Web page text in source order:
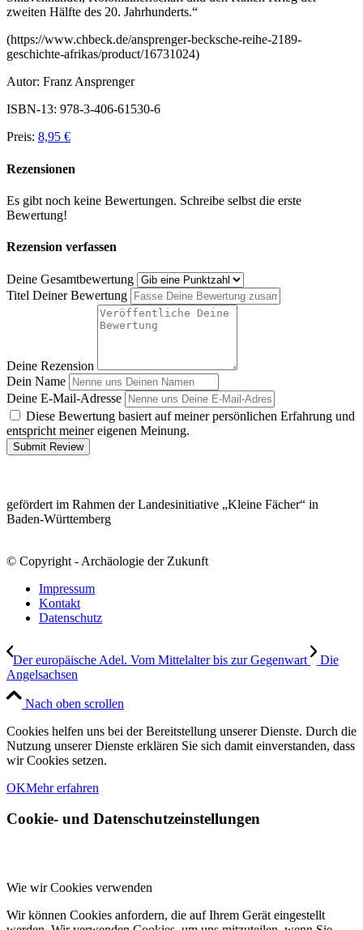
zweiten Hälfte des 20. Jahrhunderts.“
(https://www.chbeck.de/ansprenger-becksche-reihe-2189-
geschichte-afrikas/product/16731024)
Autor: Franz Ansprenger
ISBN-13: 978-3-406-61530-6
Preis: 8,95 €
Rezensionen
Es gibt noch keine Bewertungen. Schreibe selbst die erste
Bewertung!
Rezension verfassen
Deine Gesamtbewertung
Titel Deiner Bewertung
Deine Rezension
Dein Name
Deine E-Mail-Adresse
Diese Bewertung basiert auf meiner persönlichen Erfahrung und
entspricht meiner eigenen Meinung.
Submit Review
gefördert im Rahmen der Landesinitiative „Kleine Fächer“ in
Baden-Württemberg
© Copyright - Archäologie der Zukunft
Impressum
Kontakt
Datenschutz
Der europäische Adel. Vom Mittelalter bis zur Gegenwart
Die
Angelsachsen
Nach oben scrollen
Cookies helfen uns bei der Bereitstellung unserer Dienste. Durch die
Nutzung unserer Dienste erklären Sie sich damit einverstanden, dass
wir Cookies setzen.
OKMehr erfahren
Cookie- und Datenschutzeinstellungen
Wie wir Cookies verwenden
Wir können Cookies anfordern, die auf Ihrem Gerät eingestellt